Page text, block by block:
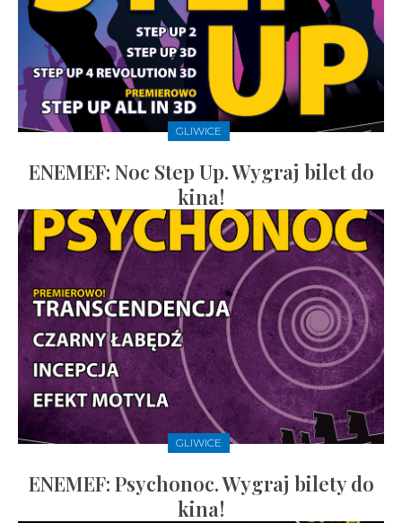
GLIWICE
ENEMEF: Noc Step Up. Wygraj bilet do
kina!
GLIWICE
ENEMEF: Psychonoc. Wygraj bilety do
kina!